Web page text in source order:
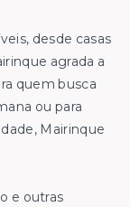
desde casas
agrada a
quem busca
ou para
Mairinque
e outras